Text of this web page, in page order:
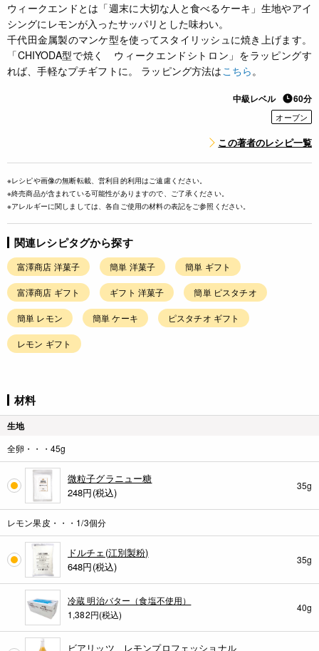
ウィークエンドとは「週末に大切な人と食べるケーキ」生地やアイ
シングにレモンが入ったサッパリとした味わい。
千代田金属製のマンケ型を使ってスタイリッシュに焼き上げます。
「CHIYODA型で焼く ウィークエンドシトロン」をラッピングす
れば、手軽なプチギフトに。 ラッピング方法はこちら。
中級レベル 60分
オーブン
この著者のレシピ一覧
※レシピや画像の無断転載、営利目的利用はご遠慮ください。
※終売商品が含まれている可能性がありますので、ご了承ください。
※アレルギーに関しましては、各自ご使用の材料の表記をご参照ください。
関連レシピタグから探す
富澤商店 洋菓子 簡単 洋菓子 簡単 ギフト
富澤商店 ギフト ギフト 洋菓子 簡単 ピスタチオ
簡単 レモン 簡単 ケーキ ピスタチオ ギフト
レモン ギフト
材料
生地
全卵・・・45g
微粒子グラニュー糖
248円(税込)
35g
レモン果皮・・・1/3個分
ドルチェ(江別製粉)
648円(税込)
35g
冷蔵 明治バター（食塩不使用）
1,382円(税込)
40g
ビアリッツ レモンプロフェッショナル